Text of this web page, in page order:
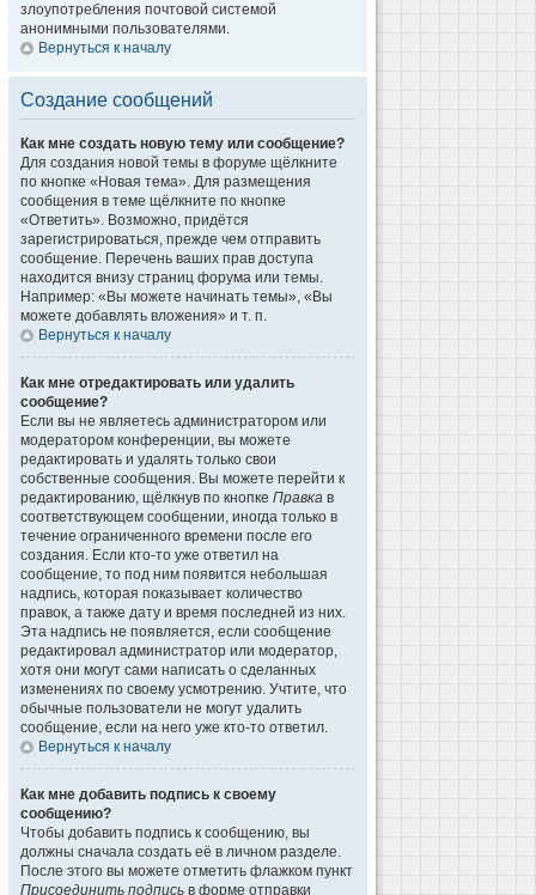
злоупотребления почтовой системой
анонимными пользователями.
Вернуться к началу
Создание сообщений
Как мне создать новую тему или сообщение?
Для создания новой темы в форуме щёлкните
по кнопке «Новая тема». Для размещения
сообщения в теме щёлкните по кнопке
«Ответить». Возможно, придётся
зарегистрироваться, прежде чем отправить
сообщение. Перечень ваших прав доступа
находится внизу страниц форума или темы.
Например: «Вы можете начинать темы», «Вы
можете добавлять вложения» и т. п.
Вернуться к началу
Как мне отредактировать или удалить
сообщение?
Если вы не являетесь администратором или
модератором конференции, вы можете
редактировать и удалять только свои
собственные сообщения. Вы можете перейти к
редактированию, щёлкнув по кнопке Правка в
соответствующем сообщении, иногда только в
течение ограниченного времени после его
создания. Если кто-то уже ответил на
сообщение, то под ним появится небольшая
надпись, которая показывает количество
правок, а также дату и время последней из них.
Эта надпись не появляется, если сообщение
редактировал администратор или модератор,
хотя они могут сами написать о сделанных
изменениях по своему усмотрению. Учтите, что
обычные пользователи не могут удалить
сообщение, если на него уже кто-то ответил.
Вернуться к началу
Как мне добавить подпись к своему
сообщению?
Чтобы добавить подпись к сообщению, вы
должны сначала создать её в личном разделе.
После этого вы можете отметить флажком пункт
Присоединить подпись в форме отправки